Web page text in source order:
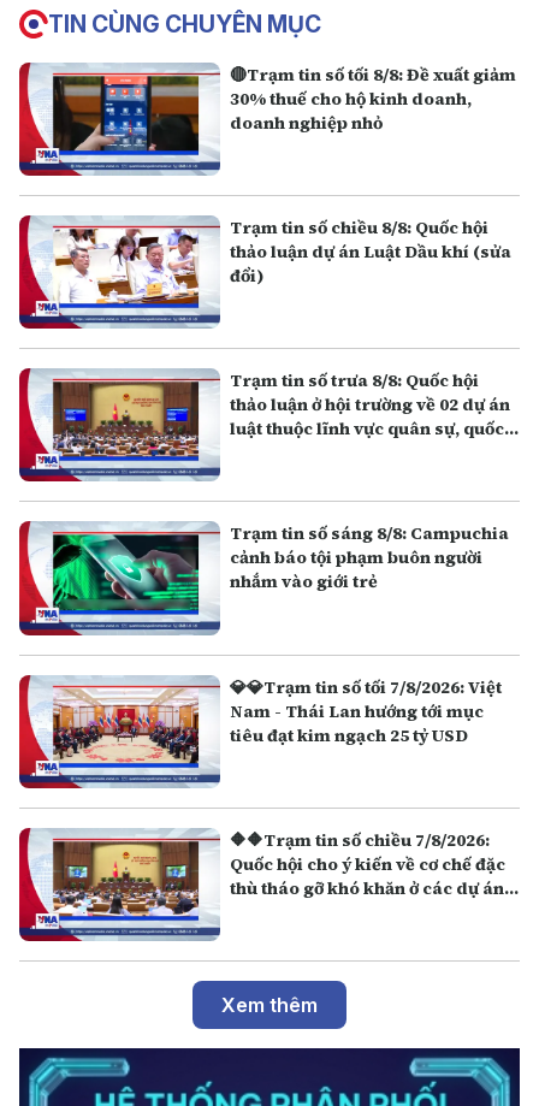
TIN CÙNG CHUYÊN MỤC
🔴Trạm tin số tối 8/8: Đề xuất giảm
30% thuế cho hộ kinh doanh,
doanh nghiệp nhỏ
Trạm tin số chiều 8/8: Quốc hội
thảo luận dự án Luật Dầu khí (sửa
đổi)
Trạm tin số trưa 8/8: Quốc hội
thảo luận ở hội trường về 02 dự án
luật thuộc lĩnh vực quân sự, quốc
Trạm tin số sáng 8/8: Campuchia
cảnh báo tội phạm buôn người
nhắm vào giới trẻ
💎💎Trạm tin số tối 7/8/2026: Việt
Nam - Thái Lan hướng tới mục
tiêu đạt kim ngạch 25 tỷ USD
🔶🔶Trạm tin số chiều 7/8/2026:
Quốc hội cho ý kiến về cơ chế đặc
thù tháo gỡ khó khăn ở các dự án,
Xem thêm